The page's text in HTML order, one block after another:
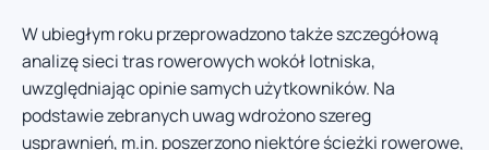
W ubiegłym roku przeprowadzono także szczegółową
analizę sieci tras rowerowych wokół lotniska,
uwzględniając opinie samych użytkowników. Na
podstawie zebranych uwag wdrożono szereg
usprawnień, m.in. poszerzono niektóre ścieżki rowerowe,